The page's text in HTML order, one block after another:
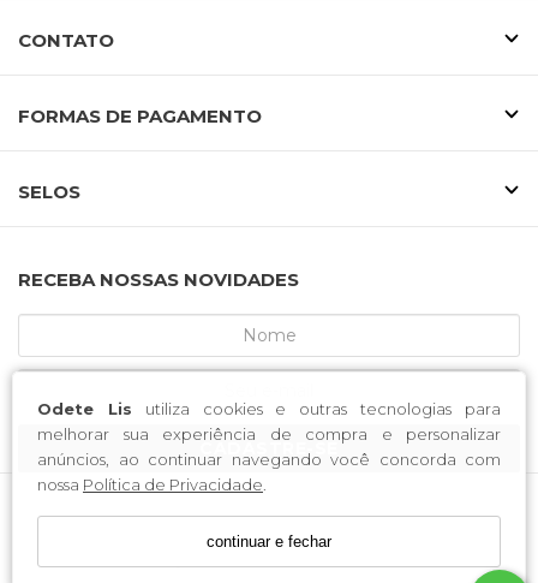
Odete Lis utiliza cookies e outras tecnologias para
melhorar sua experiência de compra e personalizar
anúncios, ao continuar navegando você concorda com
nossa Política de Privacidade
continuar e fechar
CONTATO
FORMAS DE PAGAMENTO
SELOS
RECEBA NOSSAS NOVIDADES
MCA CALCADOS / CNPJ: 52.233.219/0001-34